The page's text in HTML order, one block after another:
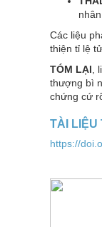
Các liệu
thiện tỉ lệ
TÓM LẠI ,
thượng bì
chứng cứ
TÀI LIỆU
https://